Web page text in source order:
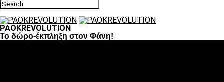
PAOKREVOLUTION
To δώρο-έκπληξη στον Φάνη!